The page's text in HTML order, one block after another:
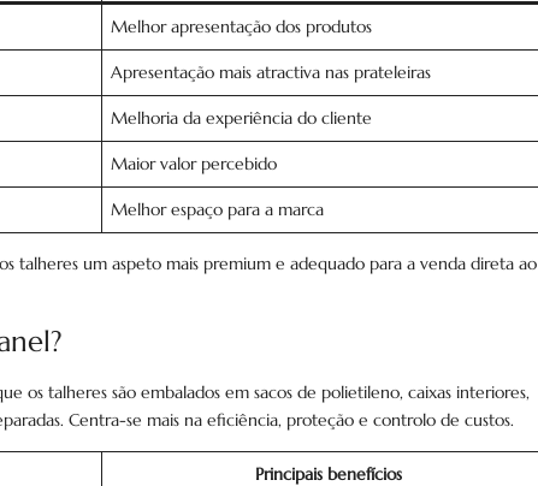
Melhor apresentação dos produtos
Apresentação mais atractiva nas prateleiras
Melhoria da experiência do cliente
Maior valor percebido
Melhor espaço para a marca
talheres um aspeto mais premium e adequado para a venda direta ao
os talheres são embalados em sacos de polietileno, caixas interiores,
Centra-se mais na eficiência, proteção e controlo de custos.
Principais benefícios